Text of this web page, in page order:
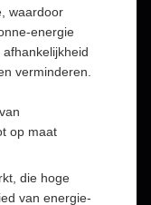
waardoor
energie
verminderen.
op maat
die hoge
van energie-